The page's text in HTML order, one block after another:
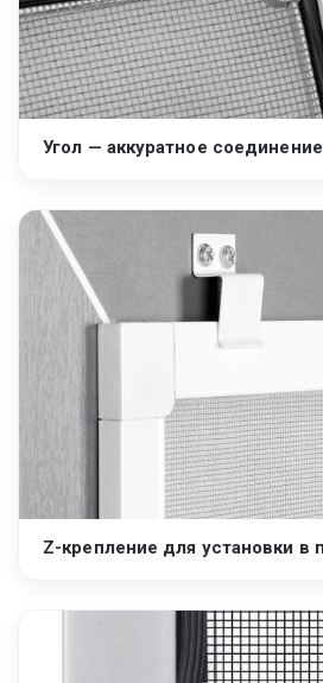
Угол — аккуратное
Z-крепление для установки в